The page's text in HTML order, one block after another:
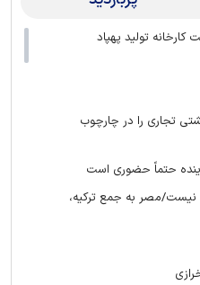
تولید پهپاد
جنگ | سنتکام: آمریکا ۵۳ کشتی تجاری را در چارچوب
حتماً حضوری است
نیست/مصر به جمع ترکیه،